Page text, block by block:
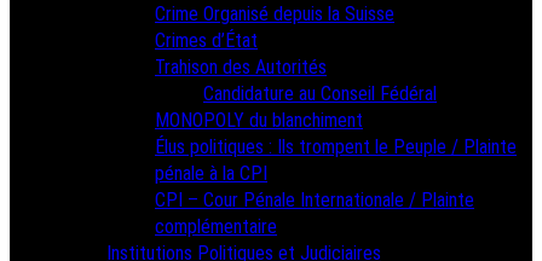
Crime Organisé depuis la Suisse
Crimes d’État
Trahison des Autorités
Candidature au Conseil Fédéral
MONOPOLY du blanchiment
Élus politiques : Ils trompent le Peuple / Plainte
pénale à la CPI
CPI – Cour Pénale Internationale / Plainte
complémentaire
Institutions Politiques et Judiciaires